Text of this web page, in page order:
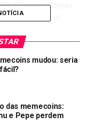
bilhões nas últimas
ideia de
de memes, é
. Apesar das
37% no último ano.
quando
dois anos:
uma
para uma
brincadeira.
mudou: seria
das memecoins:
e Pepe perdem